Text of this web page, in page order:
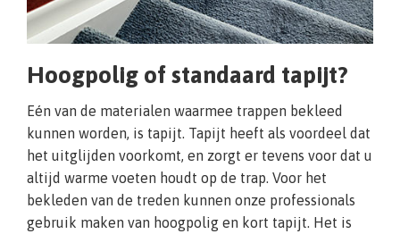
Hoogpolig of standaard tapijt?
Eén van de materialen waarmee trappen bekleed
kunnen worden, is tapijt. Tapijt heeft als voordeel dat
het uitglijden voorkomt, en zorgt er tevens voor dat u
altijd warme voeten houdt op de trap. Voor het
bekleden van de treden kunnen onze professionals
gebruik maken van hoogpolig en kort tapijt. Het is